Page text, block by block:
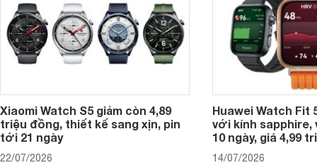
Xiaomi Watch S5 giảm còn 4,89
triệu đồng, thiết kế sang xịn, pin
tới 21 ngày
22/07/2026
Huawei Watch Fit
với kính sapphire,
10 ngày, giá 4,99
14/07/2026